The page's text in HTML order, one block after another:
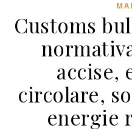
Customs
accise,
circolare,
energie